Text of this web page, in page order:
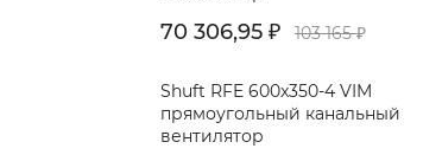
70 306,95 ₽ 103 165₽
Shuft RFE 600x350-4 VIM
прямоугольный канальный
вентилятор